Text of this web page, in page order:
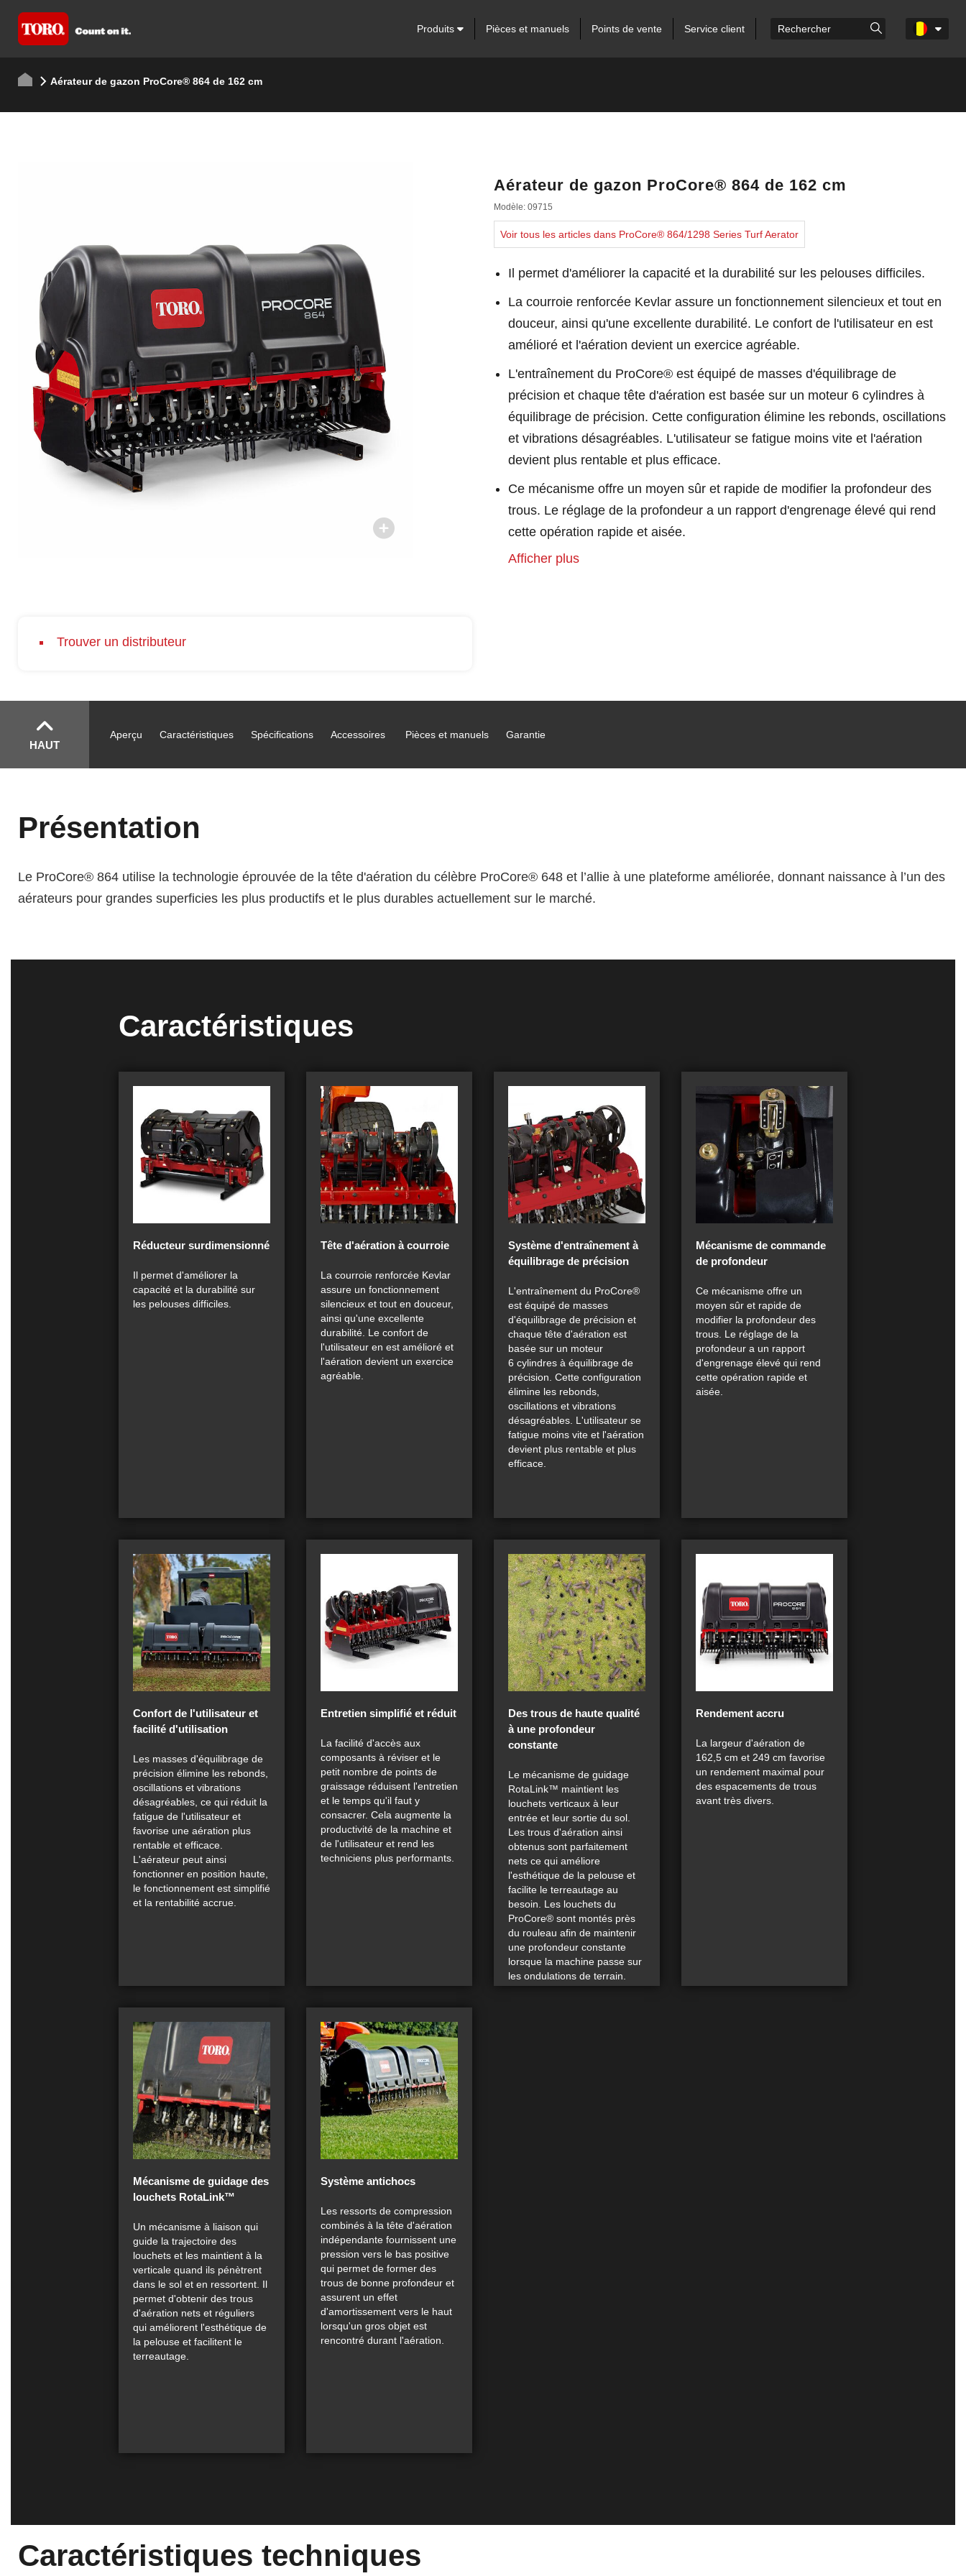
Produits Pièces et manuels Points de vente Service client
Aérateur de gazon ProCore® 864 de 162 cm
Trouver un distributeur
Aérateur de gazon ProCore® 864 de 162 cm
Modèle: 09715
Voir tous les articles dans ProCore® 864/1298 Series Turf Aerator
Il permet d'améliorer la capacité et la durabilité sur les pelouses difficiles.
La courroie renforcée Kevlar assure un fonctionnement silencieux et tout en
douceur, ainsi qu'une excellente durabilité. Le confort de l'utilisateur en est
amélioré et l'aération devient un exercice agréable.
L'entraînement du ProCore® est équipé de masses d'équilibrage de
précision et chaque tête d'aération est basée sur un moteur 6 cylindres à
équilibrage de précision. Cette configuration élimine les rebonds, oscillations
et vibrations désagréables. L'utilisateur se fatigue moins vite et l'aération
devient plus rentable et plus efficace.
Ce mécanisme offre un moyen sûr et rapide de modifier la profondeur des
trous. Le réglage de la profondeur a un rapport d'engrenage élevé qui rend
cette opération rapide et aisée.
Afficher plus
HAUT
Aperçu Caractéristiques Spécifications Accessoires Pièces et manuels Garantie
Présentation
Le ProCore® 864 utilise la technologie éprouvée de la tête d'aération du célèbre ProCore® 648 et l’allie à une plateforme améliorée, donnant naissance à l’un des
aérateurs pour grandes superficies les plus productifs et le plus durables actuellement sur le marché.
Caractéristiques
Réducteur surdimensionné
Il permet d'améliorer la
capacité et la durabilité sur
les pelouses difficiles.
Tête d'aération à courroie
La courroie renforcée Kevlar
assure un fonctionnement
silencieux et tout en douceur,
ainsi qu'une excellente
durabilité. Le confort de
l'utilisateur en est amélioré et
l'aération devient un exercice
agréable.
Système d'entraînement à
équilibrage de précision
L'entraînement du ProCore®
est équipé de masses
d'équilibrage de précision et
chaque tête d'aération est
basée sur un moteur
6 cylindres à équilibrage de
précision. Cette configuration
élimine les rebonds,
oscillations et vibrations
désagréables. L'utilisateur se
fatigue moins vite et l'aération
devient plus rentable et plus
efficace.
Mécanisme de commande
de profondeur
Ce mécanisme offre un
moyen sûr et rapide de
modifier la profondeur des
trous. Le réglage de la
profondeur a un rapport
d'engrenage élevé qui rend
cette opération rapide et
aisée.
Confort de l'utilisateur et
facilité d'utilisation
Les masses d'équilibrage de
précision élimine les rebonds,
oscillations et vibrations
désagréables, ce qui réduit la
fatigue de l'utilisateur et
favorise une aération plus
rentable et efficace.
L'aérateur peut ainsi
fonctionner en position haute,
le fonctionnement est simplifié
et la rentabilité accrue.
Entretien simplifié et réduit
La facilité d'accès aux
composants à réviser et le
petit nombre de points de
graissage réduisent l'entretien
et le temps qu'il faut y
consacrer. Cela augmente la
productivité de la machine et
de l'utilisateur et rend les
techniciens plus performants.
Des trous de haute qualité
à une profondeur
constante
Le mécanisme de guidage
RotaLink™ maintient les
louchets verticaux à leur
entrée et leur sortie du sol.
Les trous d'aération ainsi
obtenus sont parfaitement
nets ce qui améliore
l'esthétique de la pelouse et
facilite le terreautage au
besoin. Les louchets du
ProCore® sont montés près
du rouleau afin de maintenir
une profondeur constante
lorsque la machine passe sur
les ondulations de terrain.
Rendement accru
La largeur d'aération de
162,5 cm et 249 cm favorise
un rendement maximal pour
des espacements de trous
avant très divers.
Mécanisme de guidage des
louchets RotaLink™
Un mécanisme à liaison qui
guide la trajectoire des
louchets et les maintient à la
verticale quand ils pénètrent
dans le sol et en ressortent. Il
permet d'obtenir des trous
d'aération nets et réguliers
qui améliorent l'esthétique de
la pelouse et facilitent le
terreautage.
Système antichocs
Les ressorts de compression
combinés à la tête d'aération
indépendante fournissent une
pression vers le bas positive
qui permet de former des
trous de bonne profondeur et
assurent un effet
d'amortissement vers le haut
lorsqu'un gros objet est
rencontré durant l'aération.
Caractéristiques techniques